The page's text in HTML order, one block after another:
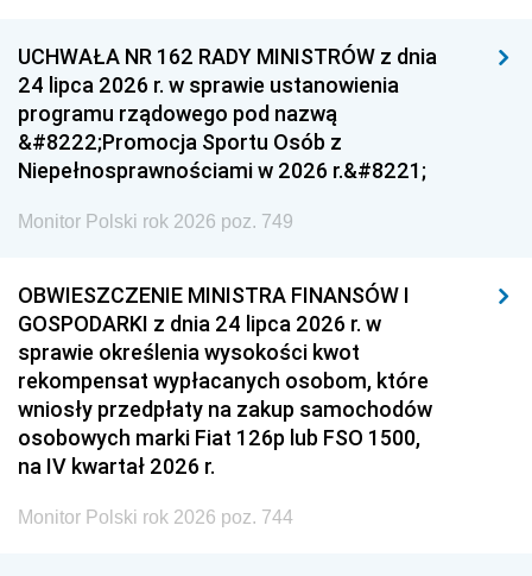
UCHWAŁA NR 162 RADY MINISTRÓW z dnia
24 lipca 2026 r. w sprawie ustanowienia
programu rządowego pod nazwą
&#8222;Promocja Sportu Osób z
Niepełnosprawnościami w 2026 r.&#8221;
Monitor Polski rok 2026 poz. 749
OBWIESZCZENIE MINISTRA FINANSÓW I
GOSPODARKI z dnia 24 lipca 2026 r. w
sprawie określenia wysokości kwot
rekompensat wypłacanych osobom, które
wniosły przedpłaty na zakup samochodów
osobowych marki Fiat 126p lub FSO 1500,
na IV kwartał 2026 r.
Monitor Polski rok 2026 poz. 744